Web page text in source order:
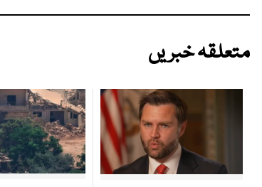
متعلقہ خبریں